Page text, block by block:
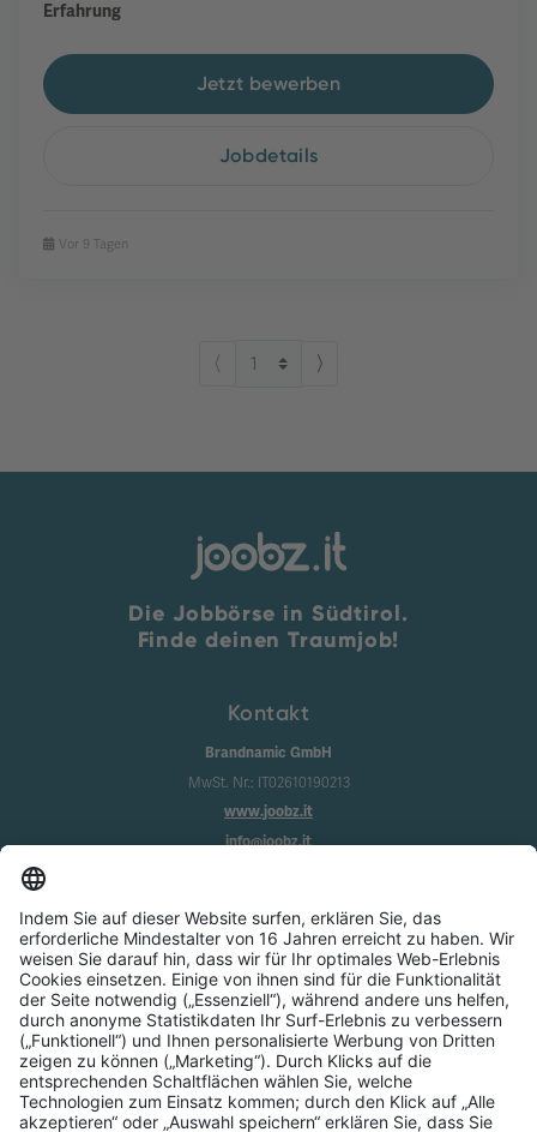
Erfahrung
Jetzt bewerben
Jobdetails
Vor 9 Tagen
⟨ ⟩
Die Jobbörse in Südtirol.
Finde deinen Traumjob!
Kontakt
Brandnamic GmbH
MwSt. Nr.: IT02610190213
www.joobz.it
info@joobz.it
Impressum
Datenschutz
AGB
Cookie-Einstellungen
Service
Über uns